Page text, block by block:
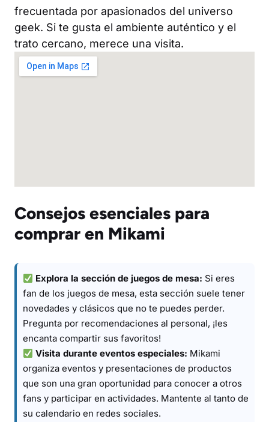
frecuentada por apasionados del universo
geek. Si te gusta el ambiente auténtico y el
trato cercano, merece una visita.
Consejos esenciales para
comprar en Mikami
Explora la sección de juegos de mesa: Si eres
fan de los juegos de mesa, esta sección suele tener
novedades y clásicos que no te puedes perder.
Pregunta por recomendaciones al personal, ¡les
encanta compartir sus favoritos!
Visita durante eventos especiales: Mikami
organiza eventos y presentaciones de productos
que son una gran oportunidad para conocer a otros
fans y participar en actividades. Mantente al tanto de
su calendario en redes sociales.